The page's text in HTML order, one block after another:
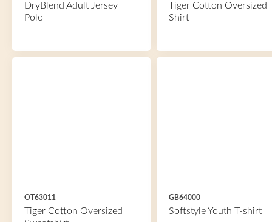
DryBlend Adult Jersey
Polo
Tiger Cotton Oversized
Shirt
OT63011
Tiger Cotton Oversized
GB64000
Softstyle Youth T-shirt